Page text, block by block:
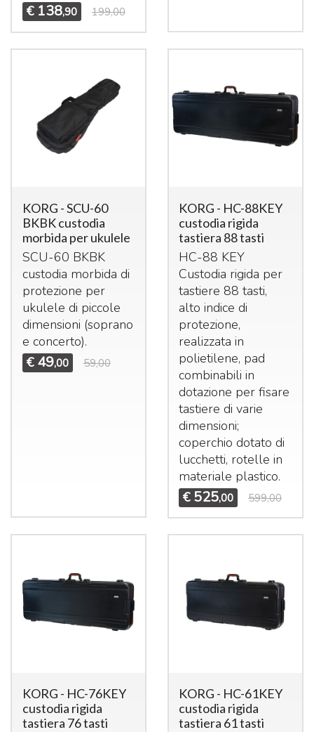
€ 138,90 199,00
KORG - SCU-60
BKBK custodia
morbida per ukulele
SCU-60 BKBK
custodia morbida di
protezione per
ukulele di piccole
dimensioni (soprano
e concerto).
€ 49,00 59,00
KORG - HC-88KEY
custodia rigida
tastiera 88 tasti
HC-88 KEY
Custodia rigida per
tastiere 88 tasti,
alto indice di
protezione,
realizzata in
polietilene, pad
combinabili in
dotazione per fisare
tastiere di varie
dimensioni;
coperchio dotato di
lucchetti, rotelle in
materiale plastico.
€ 525,00 599,00
KORG - HC-76KEY
custodia rigida
tastiera 76 tasti
KORG - HC-61KEY
custodia rigida
tastiera 61 tasti